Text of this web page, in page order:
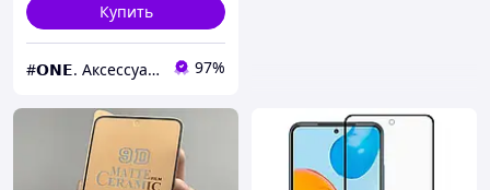
Купить
#𝗢𝗡𝗘. Аксессуары к смартфонам 97%